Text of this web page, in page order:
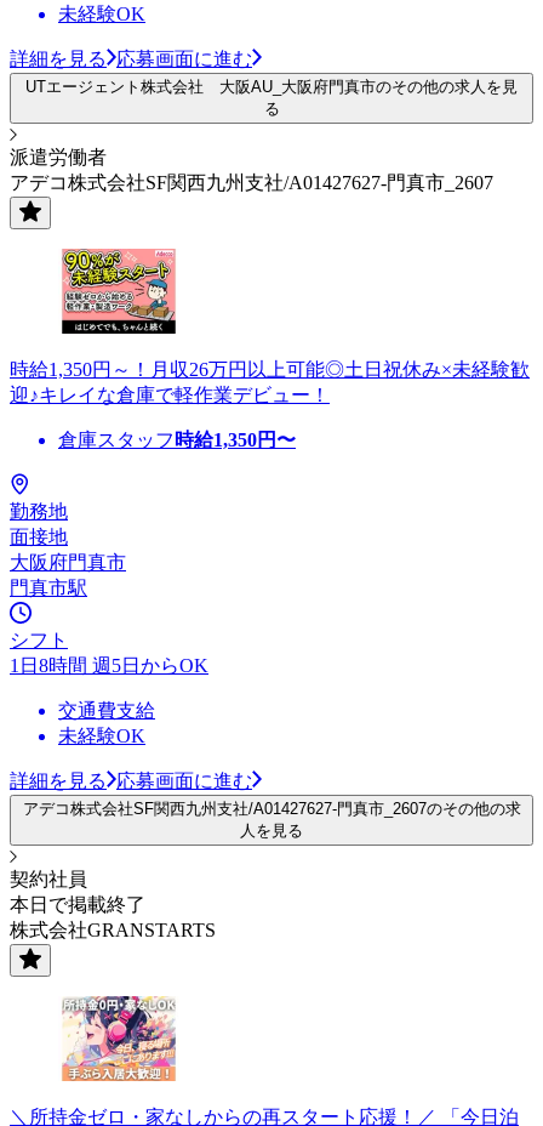
未経験OK
詳細を見る 応募画面に進む
UTエージェント株式会社 大阪AU_大阪府門真市のその他の求人を見
る
派遣労働者
アデコ株式会社SF関西九州支社/A01427627-門真市_2607
時給1,350円～！月収26万円以上可能◎土日祝休み×未経験歓
迎♪キレイな倉庫で軽作業デビュー！
倉庫スタッフ 時給1,350円〜
勤務地
面接地
大阪府門真市
門真市駅
シフト
1日8時間 週5日からOK
交通費支給
未経験OK
詳細を見る 応募画面に進む
アデコ株式会社SF関西九州支社/A01427627-門真市_2607のその他の求
人を見る
契約社員
本日で掲載終了
株式会社GRANSTARTS
＼所持金ゼロ・家なしからの再スタート応援！／ 「今日泊